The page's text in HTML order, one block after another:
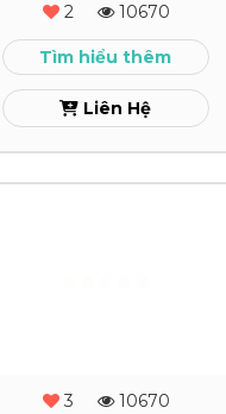
Còng
Xem
2 10670
Tìm hiểu thêm
Liên Hệ
Danh
3 10670